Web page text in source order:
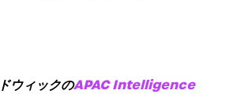
ウィックのAPAC Intelligence